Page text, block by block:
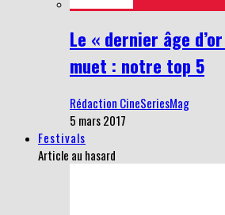
Le « dernier âge
muet : notre top 5
Rédaction CineSeriesMag
5 mars 2017
Festivals
Article au hasard